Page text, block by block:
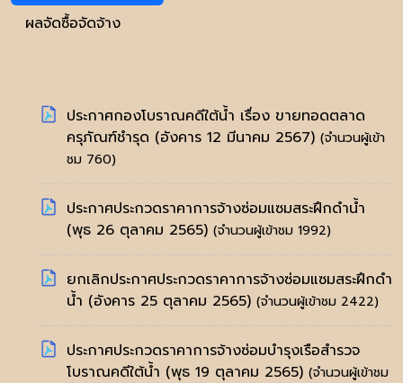
ผลจัดซื้อจัดจ้าง
ประกาศกองโบราณคดีใต้น้ำ เรื่อง ขายทอดตลาด
ครุภัณฑ์ชำรุด (อังคาร 12 มีนาคม 2567) (จำนวนผู้เข้า
ชม 760)
ประกาศประกวดราคาการจ้างซ่อมแซมสระฝึกดำน้ำ
(พุธ 26 ตุลาคม 2565) (จำนวนผู้เข้าชม 1992)
ยกเลิกประกาศประกวดราคาการจ้างซ่อมแซมสระฝึกดำ
น้ำ (อังคาร 25 ตุลาคม 2565) (จำนวนผู้เข้าชม 2422)
ประกาศประกวดราคาการจ้างซ่อมบำรุงเรือสำรวจ
โบราณคดีใต้น้ำ (พุธ 19 ตุลาคม 2565) (จำนวนผู้เข้าชม